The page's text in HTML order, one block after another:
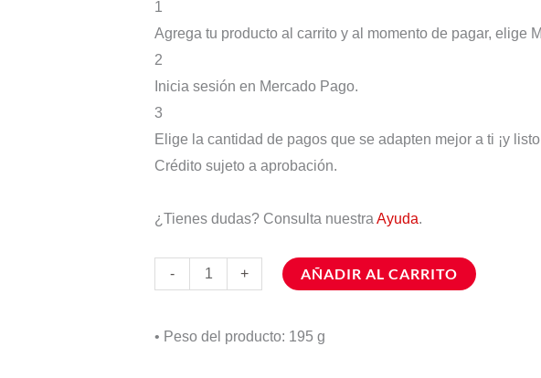
1
Agrega tu producto al carrito y al momento de pagar, elige
2
Inicia sesión en Mercado Pago.
3
Elige la cantidad de pagos que se adapten mejor a ti ¡y
Crédito sujeto a aprobación.
¿Tienes dudas? Consulta nuestra Ayuda.
-
L
W-
3
6
0
cantidad
+ AÑADIR AL CARRITO
• Peso del producto: 195 g